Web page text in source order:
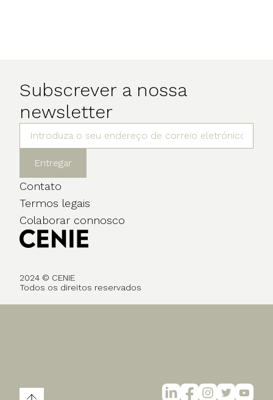
Subscrever a nossa
newsletter
Entregar
Contato
Termos legais
Colaborar connosco
2024 © CENIE
Todos os direitos reservados